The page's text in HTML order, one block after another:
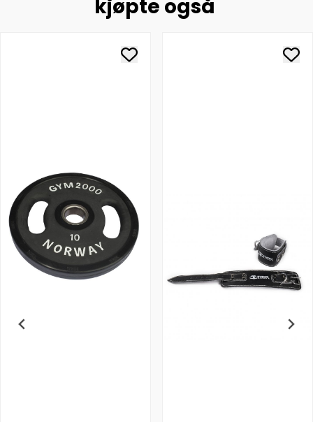
kjøpte også